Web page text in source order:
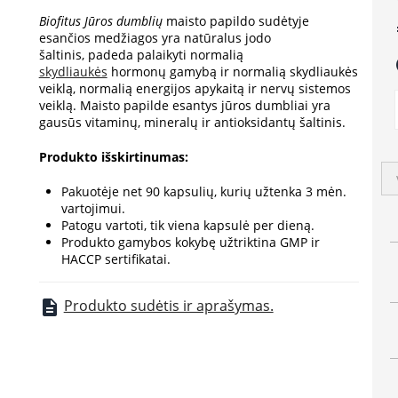
Biofitus Jūros dumbliųmaisto papildo sudėtyje
esančios medžiagos yra natūralus jodo
šaltinis, padeda palaikyti normalią
skydliaukės hormonų gamybą ir normalią skydliaukės
veiklą, normalią energijos apykaitą ir nervų sistemos
veiklą. Maisto papilde esantys jūros dumbliai yra
gausūs vitaminų, mineralų ir antioksidantų šaltinis.
Produkto išskirtinumas:
Pakuotėje net 90 kapsulių, kurių užtenka 3 mėn.
vartojimui.
Patogu vartoti, tik viena kapsulė per dieną.
Produkto gamybos kokybę užtriktina GMP ir
HACCP sertifikatai.
description Produkto sudėtis ir aprašymas.